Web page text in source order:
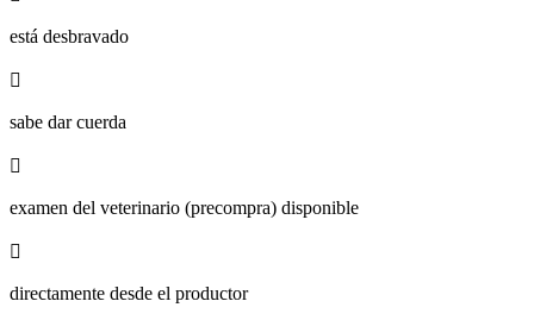
está desbravado

sabe dar cuerda

examen del veterinario (precompra) disponible

directamente desde el productor